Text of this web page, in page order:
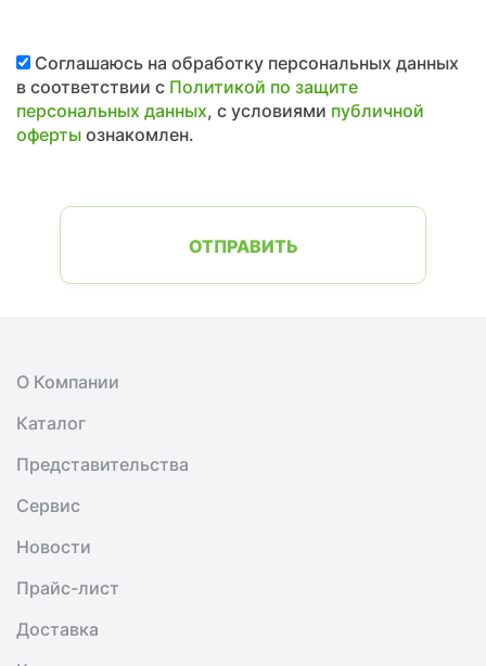
Соглашаюсь на обработку персональных данных
в соответствии с Политикой по защите
персональных данных, с условиями публичной
офертыознакомлен.
ОТПРАВИТЬ
О Компании
Каталог
Представительства
Сервис
Новости
Прайс-лист
Доставка